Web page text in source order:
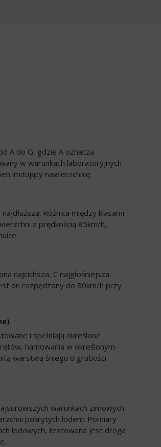
A do G, gdzie A oznacza
w warunkach laboratoryjnych
imitujący nawierzchnię.
Różnica między klasami
z prędkością 85km/h,
najcichsza, C najgłośniejsza.
on rozpędzony do 80km/h przy
i spełniają określone
hamowania w określonym
warstwą śniegu o grubości
warunkach zimowych.
pokrytych lodem. Pomiary
lodowych, testowana jest droga